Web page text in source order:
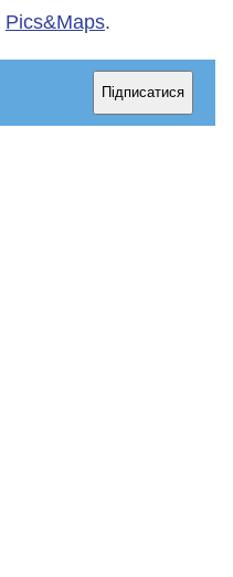
Pics&Maps.
Підписатися